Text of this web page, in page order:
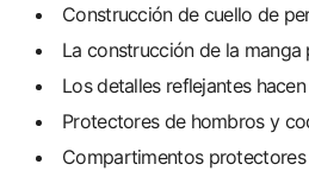
Construcción de cuello de
La construcción de la
Los detalles reflejantes
Protectores de hombros y
Compartimentos protectores